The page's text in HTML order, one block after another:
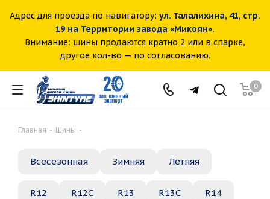
Адрес для проезда по навигатору: ул. Талалихина, 41, стр.
19 на Территории завода «Микоян».
Внимание: шины продаются кратно 2 или в спарке,
другое кол-во — по согласованию.
0
Главная - Шины -
Всесезонная Зимняя Летняя
R12 R12C R13 R13C R14